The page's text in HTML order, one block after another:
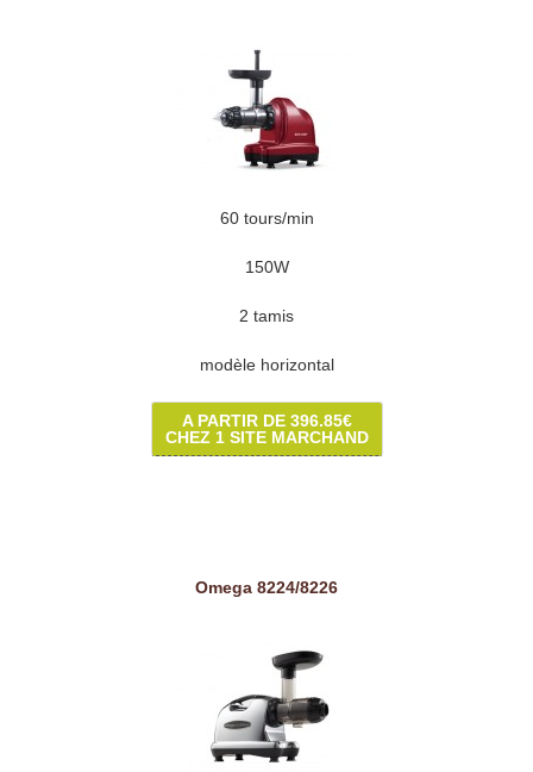
60 tours/min
150W
2 tamis
modèle horizontal
A PARTIR DE 396.85€
CHEZ 1 SITE MARCHAND
Omega 8224/8226